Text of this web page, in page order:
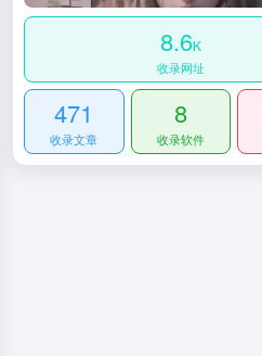
8.6K
收录网址
471
收录文章
8
收录软件